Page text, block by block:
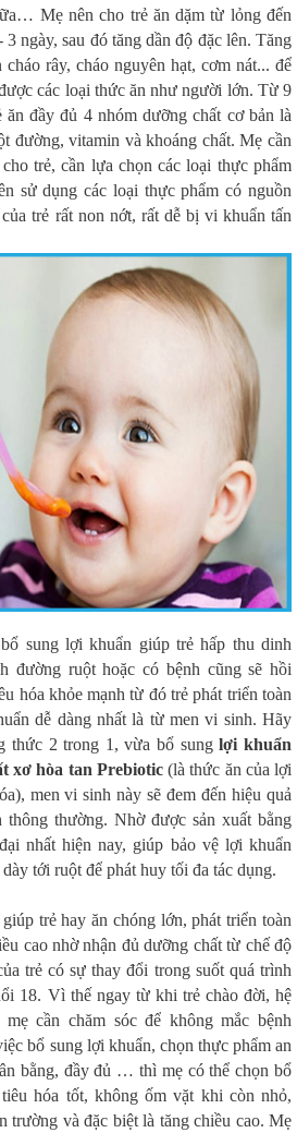
Mẹ nên cho trẻ ăn dặm từ lỏng đến
ngày, sau đó tăng dần độ đặc lên. Tăng
rây, cháo nguyên hạt, cơm nát... để
các loại thức ăn như người lớn. Từ 9
đầy đủ 4 nhóm dưỡng chất cơ bản là
đường, vitamin và khoáng chất. Mẹ cần
trẻ, cần lựa chọn các loại thực phẩm
sử dụng các loại thực phẩm có nguồn
trẻ rất non nớt, rất dễ bị vi khuẩn tấn
sung lợi khuẩn giúp trẻ hấp thu dinh
đường ruột hoặc có bệnh cũng sẽ hồi
hóa khỏe mạnh từ đó trẻ phát triển toàn
dễ dàng nhất là từ men vi sinh. Hãy
thức 2 trong 1, vừa bổ sunglợi khuẩn
xơ hòa tan Prebiotic(là thức ăn của lợi
men vi sinh này sẽ đem đến hiệu quả
thông thường. Nhờ được sản xuất bằng
nhất hiện nay, giúp bảo vệ lợi khuẩn
tới ruột để phát huy tối đa tác dụng.
trẻ hay ăn chóng lớn, phát triển toàn
cao nhờ nhận đủ dưỡng chất từ chế độ
trẻ có sự thay đổi trong suốt quá trình
18. Vì thế ngay từ khi trẻ chào đời, hệ
cần chăm sóc để không mắc bệnh
bổ sung lợi khuẩn, chọn thực phẩm an
bằng, đầy đủ … thì mẹ có thể chọn bổ
hóa tốt, không ốm vặt khi còn nhỏ,
trường và đặc biệt là tăng chiều cao. Mẹ